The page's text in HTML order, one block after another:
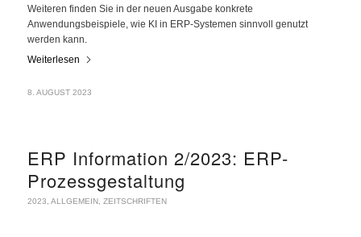
Weiteren finden Sie in der neuen Ausgabe konkrete
Anwendungsbeispiele, wie KI in ERP-Systemen sinnvoll genutzt
werden kann.
Weiterlesen
8. AUGUST 2023
ERP Information 2/2023: ERP-
Prozessgestaltung
2023 ALLGEMEIN, ZEITSCHRIFTEN